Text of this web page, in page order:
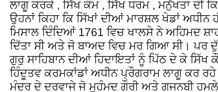
ਲਾਗੂ ਕਰਕੇ , ਸਿੱਖ ਕੌਮ , ਸਿੱਖ ਧਰਮ , ਮਨੁੱਖਤਾ ਦੀ
ਉਹਨਾਂ ਕਿਹਾ ਕਿ ਸਿੱਖਾਂ ਦੀਆਂ ਮਾਰਸ਼ਲ ਖੇਡਾਂ ਅਧੀਨ
ਮਿਸਾਲ ਦਿੰਦਿਆਂ 1761 ਵਿਚ ਖਾਲਸੇ ਨੇ ਅਹਿਮਦ
ਦਿੱਤਾ ਸੀ ਅਤੇ ਜੋ ਬਾਅਦ ਵਿਚ ਮਰ ਗਿਆ ਸੀ। ਪਰ
ਗੁਰੁ ਸਾਹਿਬਾਨ ਦੀਆਂ ਹਿਦਾਇਤਾਂ ਨੂੰ ਪਿੱਠ ਦੇ ਕੇ
ਹਿੰਦੂਤਵ ਕਰਮਕਾਂਡਾਂ ਅਧੀਨ ਪ੍ਰੌਗਰਾਮ ਲਾਗੂ ਕਰ ਰਹੇ
ਮੰਦਰ ਦੇ ਦਰਵਾਜੇ ਜੋ ਮੁਹੰਮਦ ਗੌਰੀ ਅਤੇ ਗਜਨਬੀ